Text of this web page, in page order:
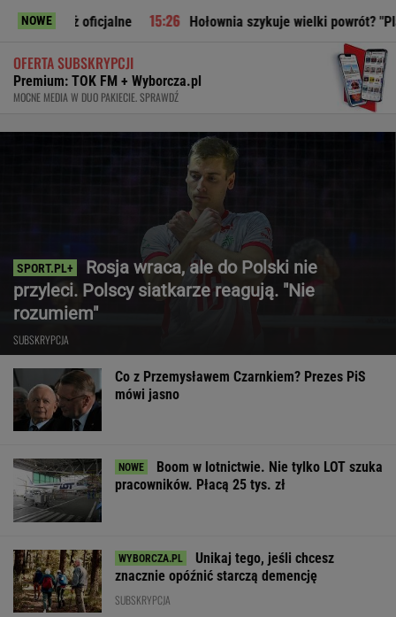
NOWE
oficjalne Hołownia szykuje wielki powrót? "Planują
OFERTA SUBSKRYPCJI
Premium: TOK FM + Wyborcza.pl
MOCNE MEDIA W DUO PAKIECIE. SPRAWDŹ
Rosja wraca, ale do Polski nie
przyleci. Polscy siatkarze reagują. "Nie
rozumiem"
SUBSKRYPCJA
Co z Przemysławem Czarnkiem? Prezes PiS
mówi jasno
Boom w lotnictwie. Nie tylko LOT szuka
pracowników. Płacą 25 tys. zł
Unikaj tego, jeśli chcesz
znacznie opóźnić starczą demencję
SUBSKRYPCJA